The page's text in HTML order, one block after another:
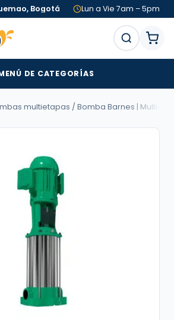
Bogotá Lun a Vie 7am – 5pm
DE CATEGORÍAS
multietapas / Bomba Barnes |